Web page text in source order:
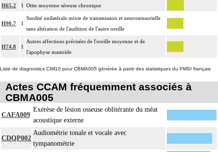
H65.2 1 Otite moyenne séreuse chronique
H90.7 1
Surdité unilatérale mixte de transmission et neurosensorielle
sans altération de l'audition de l'autre oreille
H74.8 1
Autres affections précisées de l'oreille moyenne et de
l'apophyse mastoïde
Liste de diagnostics CIM10 pour CBMA005 générée à partir des statistiques du PMSI français
Actes CCAM fréquemment associés à
CBMA005
CAFA009
Exérèse de lésion osseuse oblitérante du méat
acoustique externe
CDQP002
Audiométrie tonale et vocale avec
tympanométrie